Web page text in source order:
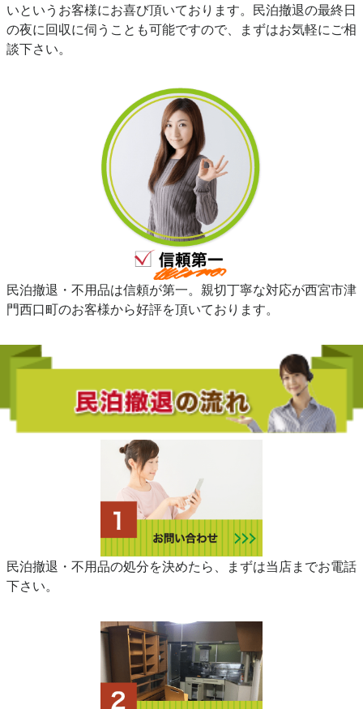
いというお客様にお喜び頂いております。民泊撤退の最終日
の夜に回収に伺うことも可能ですので、まずはお気軽にご相
談下さい。
民泊撤退・不用品は信頼が第一。親切丁寧な対応が西宮市津
門西口町のお客様から好評を頂いております。
民泊撤退・不用品の処分を決めたら、まずは当店までお電話
下さい。